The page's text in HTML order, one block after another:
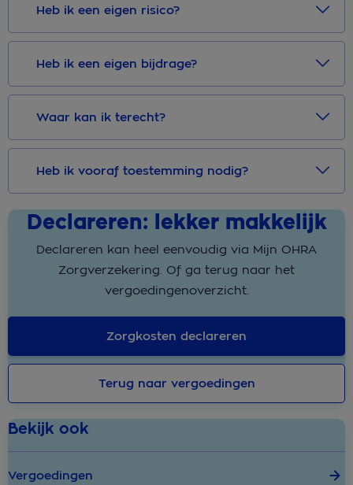
Heb ik een eigen risico?
Heb ik een eigen bijdrage?
Waar kan ik terecht?
Heb ik vooraf toestemming nodig?
Declareren: lekker makkelijk
Declareren kan heel eenvoudig via Mijn OHRA
Zorgverzekering. Of ga terug naar het
vergoedingenoverzicht.
Zorgkosten declareren
Terug naar vergoedingen
Bekijk ook
Vergoedingen